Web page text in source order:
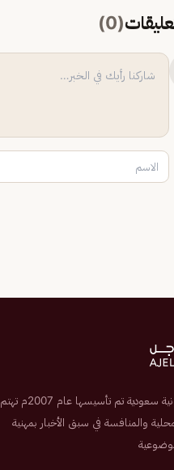
(
0
)
صحيفة إلكترونية سعودية تم تأسيسها عام 2007م تهتم
والمنافسة في سبق الأخبار بمهنية